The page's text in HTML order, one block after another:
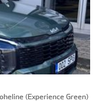
(Experience Green)